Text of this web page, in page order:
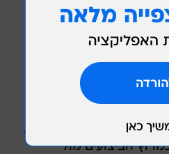
מחיר היעד של המניה ל-35 דולר מ-26 דולר. מניית
החיובי: אינטל ירדה
המהיר ביותר מתוצרתה: הפנטיום 4 של 2.2 גיגהרץ.
הביצועים מול